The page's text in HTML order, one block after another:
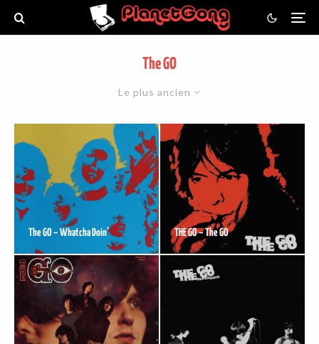
The GO
Le plus ancien
The GO – Whatcha Doin’ THE GO – The GO